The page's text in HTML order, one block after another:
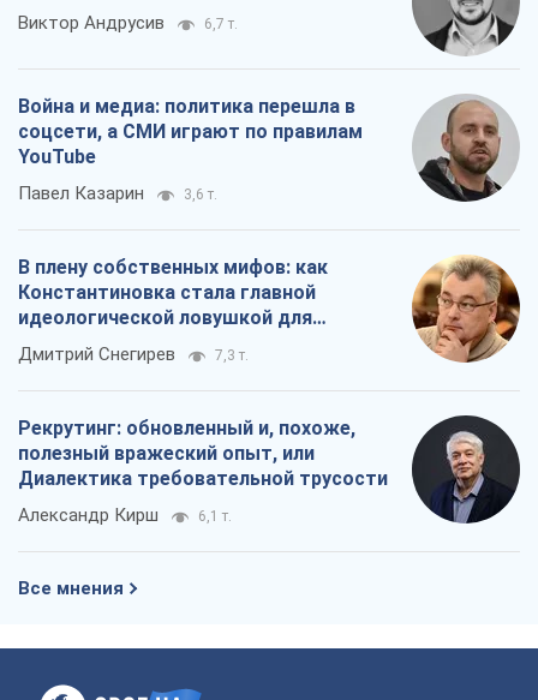
Виктор Андрусив 6,7 т.
Война и медиа: политика перешла в
соцсети, а СМИ играют по правилам
YouTube
Павел Казарин 3,6 т.
В плену собственных мифов: как
Константиновка стала главной
идеологической ловушкой для
российских оккупантов
Дмитрий Снегирев 7,3 т.
Рекрутинг: обновленный и, похоже,
полезный вражеский опыт, или
Диалектика требовательной трусости
Александр Кирш 6,1 т.
Все мнения